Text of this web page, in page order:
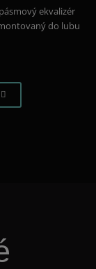
ekvalizér
do lubu